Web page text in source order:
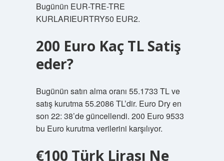
Bugünün EUR-TRE-TRE
KURLARIEURTRY50 EUR2.
200 Euro Kaç TL Satiş
eder?
Bugünün satın alma oranı 55.1733 TL ve
satış kurutma 55.2086 TL’dir. Euro Dry en
son 22: 38’de güncellendi. 200 Euro 9533
bu Euro kurutma verilerini karşılıyor.
€100 Türk Lirası Ne